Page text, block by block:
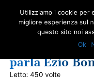
Guardia
parla Ezio
Letto: 450 volte
Utilizziamo i cookie per
migliore esperienza sul
questo sito noi
Ok